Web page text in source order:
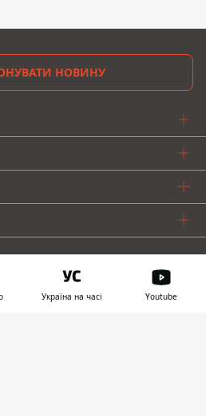
НОВИНУ
Україна на часі Youtube